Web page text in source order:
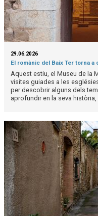
29.06.2026
El romànic del Baix Ter torna
Aquest estiu, el Museu de la
visites guiades a les
per descobrir alguns dels
aprofundir en la seva